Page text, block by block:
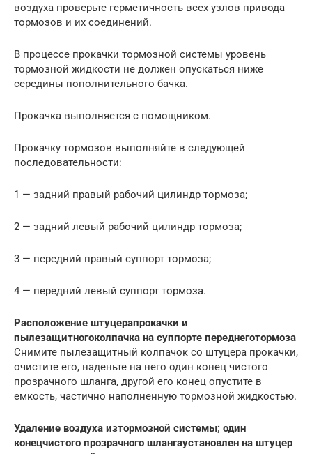
воздуха проверьте герметичность всех узлов привода
тормозов и их соединений.
В процессе прокачки тормозной системы уровень
тормозной жидкости не должен опускаться ниже
середины пополнительного бачка.
Прокачка выполняется с помощником.
Прокачку тормозов выполняйте в следующей
последовательности:
1 — задний правый рабочий цилиндр тормоза;
2 — задний левый рабочий цилиндр тормоза;
3 — передний правый суппорт тормоза;
4 — передний левый суппорт тормоза.
Расположение штуцерапрокачки и
пылезащитногоколпачка на суппорте переднеготормоза
Снимите пылезащитный колпачок со штуцера прокачки,
очистите его, наденьте на него один конец чистого
прозрачного шланга, другой его конец опустите в
емкость, частично наполненную тормозной жидкостью.
Удаление воздуха изтормозной системы; один
конецчистого прозрачного шлангаустановлен на штуцер